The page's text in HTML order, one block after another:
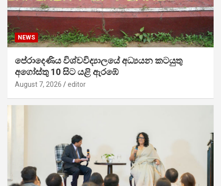
NEWS
පේරාදෙණිය විශ්වවිද්‍යාලයේ අධ්‍යයන කටයුතු
අගෝස්තු 10 සිට යළි ඇරඹේ
August 7, 2026 editor